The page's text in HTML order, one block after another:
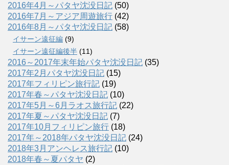
2016年4月～パタヤ沈没日記 (50)
2016年7月～アジア周遊旅行 (42)
2016年8月～パタヤ沈没日記 (58)
イサーン遠征編 (9)
イサーン遠征編後半 (11)
2016～2017年末年始パタヤ沈没日記 (35)
2017年2月パタヤ沈没日記 (15)
2017年フィリピン旅行記 (19)
2017年春～パタヤ沈没日記 (10)
2017年5月～6月ラオス旅行記 (22)
2017年夏～パタヤ沈没日記 (7)
2017年10月フィリピン旅行 (18)
2017年～2018年パタヤ沈没日記 (24)
2018年3月アンヘレス旅行記 (10)
2018年春～夏パタヤ (2)